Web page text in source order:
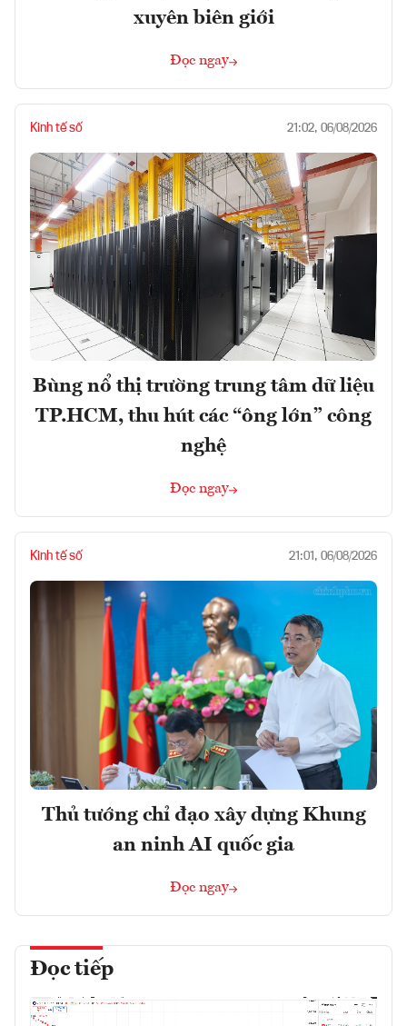
xuyên biên giới
Đọc ngay
Kinh tế số 21:02, 06/08/2026
Bùng nổ thị trường trung tâm dữ liệu
TP.HCM, thu hút các “ông lớn” công
nghệ
Đọc ngay
Kinh tế số 21:01, 06/08/2026
Thủ tướng chỉ đạo xây dựng Khung
an ninh AI quốc gia
Đọc ngay
Đọc tiếp